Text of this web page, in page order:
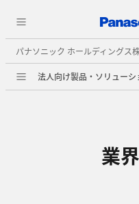
パナソニック ホールディングス
法人向け製品・ソリューシ
業